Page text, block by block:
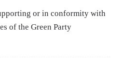
or in conformity with
of the Green Party